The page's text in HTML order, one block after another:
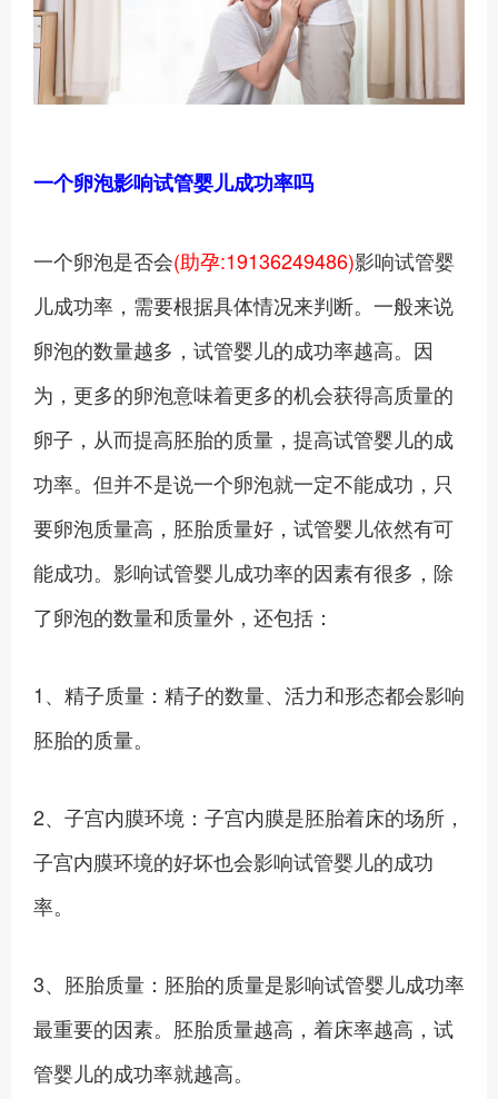
一个卵泡影响试管婴儿成功率吗
一个卵泡是否会(助孕:19136249486)影响试管婴
儿成功率，需要根据具体情况来判断。一般来说
卵泡的数量越多，试管婴儿的成功率越高。因
为，更多的卵泡意味着更多的机会获得高质量的
卵子，从而提高胚胎的质量，提高试管婴儿的成
功率。但并不是说一个卵泡就一定不能成功，只
要卵泡质量高，胚胎质量好，试管婴儿依然有可
能成功。影响试管婴儿成功率的因素有很多，除
了卵泡的数量和质量外，还包括：
1、精子质量：精子的数量、活力和形态都会影响
胚胎的质量。
2、子宫内膜环境：子宫内膜是胚胎着床的场所，
子宫内膜环境的好坏也会影响试管婴儿的成功
率。
3、胚胎质量：胚胎的质量是影响试管婴儿成功率
最重要的因素。胚胎质量越高，着床率越高，试
管婴儿的成功率就越高。